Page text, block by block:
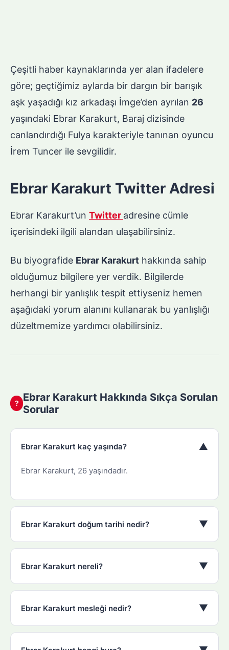
Çeşitli haber kaynaklarında yer alan ifadelere
göre; geçtiğimiz aylarda bir dargın bir barışık
aşk yaşadığı kız arkadaşı İmge’den ayrılan 26
yaşındaki Ebrar Karakurt, Baraj dizisinde
canlandırdığı Fulya karakteriyle tanınan oyuncu
İrem Tuncer ile sevgilidir.
Ebrar Karakurt Twitter Adresi
Ebrar Karakurt’un Twitter adresine cümle
içerisindeki ilgili alandan ulaşabilirsiniz.
Bu biyografide Ebrar Karakurt hakkında sahip
olduğumuz bilgilere yer verdik. Bilgilerde
herhangi bir yanlışlık tespit ettiyseniz hemen
aşağıdaki yorum alanını kullanarak bu yanlışlığı
düzeltmemize yardımcı olabilirsiniz.
? Ebrar Karakurt Hakkında Sıkça Sorulan
Sorular
Ebrar Karakurt kaç yaşında? ▼
Ebrar Karakurt, 26 yaşındadır.
Ebrar Karakurt doğum tarihi nedir? ▼
Ebrar Karakurt nereli? ▼
Ebrar Karakurt mesleği nedir? ▼